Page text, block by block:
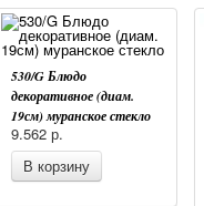
530/G Блюдо
декоративное (диам.
19см) муранское стекло
9.562 р.
В корзину